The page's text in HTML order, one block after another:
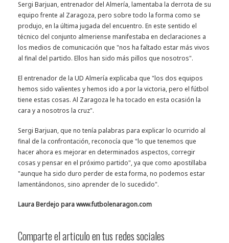
Sergi Barjuan, entrenador del Almería, lamentaba la derrota de su
equipo frente al Zaragoza, pero sobre todo la forma como se
produjo, en la última jugada del encuentro. En este sentido el
técnico del conjunto almeriense manifestaba en declaraciones a
los medios de comunicación que "nos ha faltado estar más vivos
al final del partido. Ellos han sido más pillos que nosotros".
El entrenador de la UD Almería explicaba que "los dos equipos
hemos sido valientes y hemos ido a por la victoria, pero el fútbol
tiene estas cosas. Al Zaragoza le ha tocado en esta ocasión la
cara y a nosotros la cruz".
Sergi Barjuan, que no tenía palabras para explicar lo ocurrido al
final de la confrontación, reconocía que "lo que tenemos que
hacer ahora es mejorar en determinados aspectos, corregir
cosas y pensar en el próximo partido", ya que como apostillaba
"aunque ha sido duro perder de esta forma, no podemos estar
lamentándonos, sino aprender de lo sucedido".
Laura Berdejo para www.futbolenaragon.com
Comparte el articulo en tus redes sociales